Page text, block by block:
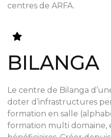
centres de ARFA.
BILANGA
Le centre de Bilanga
doter d’infrastructures
formation en salle
formation multi domaine,